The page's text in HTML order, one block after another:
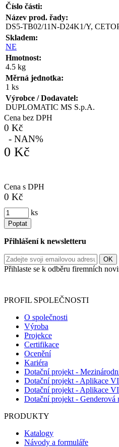
Číslo části:
Název prod. řady:
DS5-TB02/11N-D24K1/Y,
Skladem:
NE
Hmotnost:
4.5 kg
Měrná jednotka:
1 ks
Výrobce / Dodavatel:
DUPLOMATIC MS S.p.A.
Cena bez DPH
0 Kč
- NAN%
0 Kč
Cena s DPH
0 Kč
ks
Poptat
Přihlášení k newsletteru
Přihlaste se k odběru firemních
PROFIL SPOLEČNOSTI
O společnosti
Výroba
Projekce
Certifikace
Ocenění
Kariéra
Dotační projekt -
Dotační projekt - Aplikace
Dotační projekt - Aplikace
Dotační projekt - Genderová
PRODUKTY
Katalogy
Návody a formuláře